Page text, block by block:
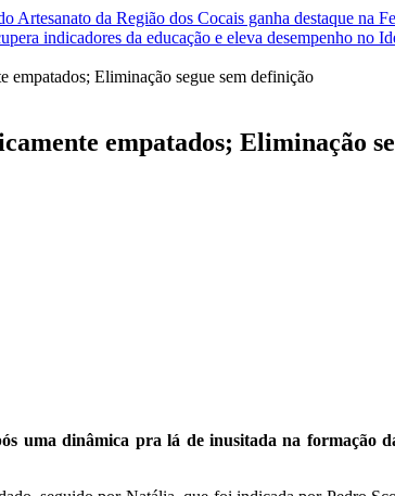
Artesanato da Região dos Cocais ganha destaque na
indicadores da educação e eleva desempenho no
empatados; Eliminação segue sem definição
empatados; Eliminação
uma dinâmica pra lá de inusitada na formação